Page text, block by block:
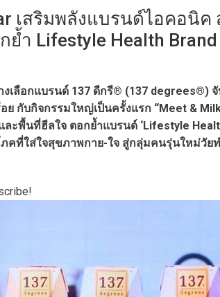
เสริมพลังแบรนด์ไอคอนิค
ำ Lifestyle Health Brand
ลือกแบรนด์ 137 ดีกรี® (137 degrees®)
กับกิจกรรมใหญ่เป็นครั้งแรก “Meet &
ละพื้นที่ฮีลใจ ตอกย้ำแบรนด์ ‘Lifestyle
คที่ใส่ใจสุขภาพกาย-ใจ สู่กลุ่มคนรุ่นใหม่วัย